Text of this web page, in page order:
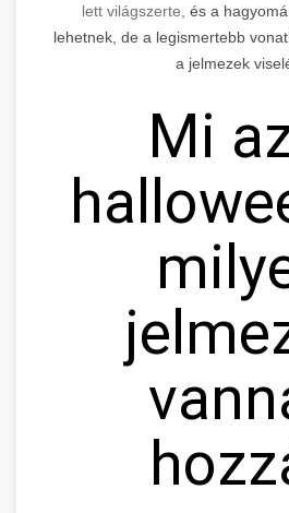
lett világszerte, és a
lehetnek, de a legismertebb
a jelmezek
Mi